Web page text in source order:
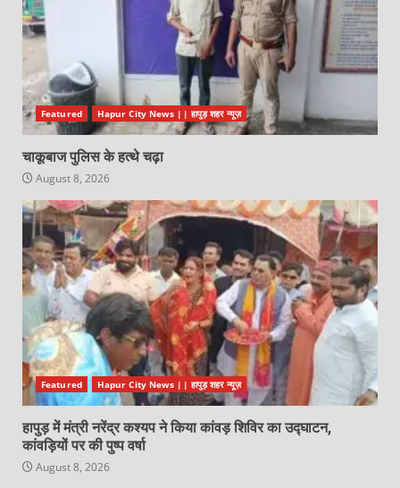
Featured Hapur City News || हापुड़ शहर न्यूज़
चाकूबाज पुलिस के हत्थे चढ़ा
August 8, 2026
Featured Hapur City News || हापुड़ शहर न्यूज़
हापुड़ में मंत्री नरेंद्र कश्यप ने किया कांवड़ शिविर का उद्घाटन,
कांवड़ियों पर की पुष्प वर्षा
August 8, 2026